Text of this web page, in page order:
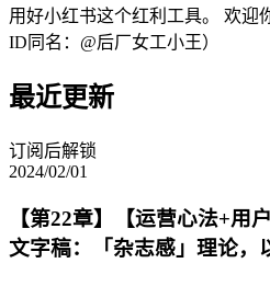
用好小红书这个红利工具。 欢迎
ID同名：@后厂女工小王）
最近更新
订阅后解锁
2024/02/01
【第22章】【运营心法+用
文字稿：「杂志感」理论，